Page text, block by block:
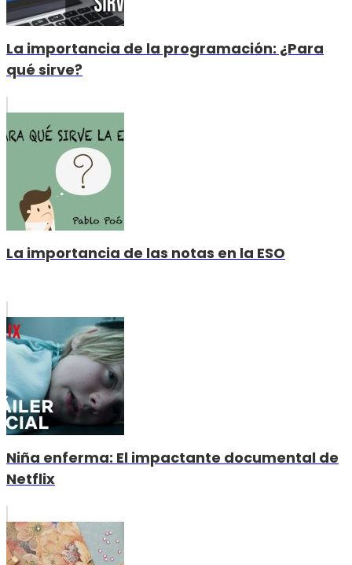
La importancia de la programación: ¿Para
qué sirve?
La importancia de las notas en la ESO
Niña enferma: El impactante documental de
Netflix